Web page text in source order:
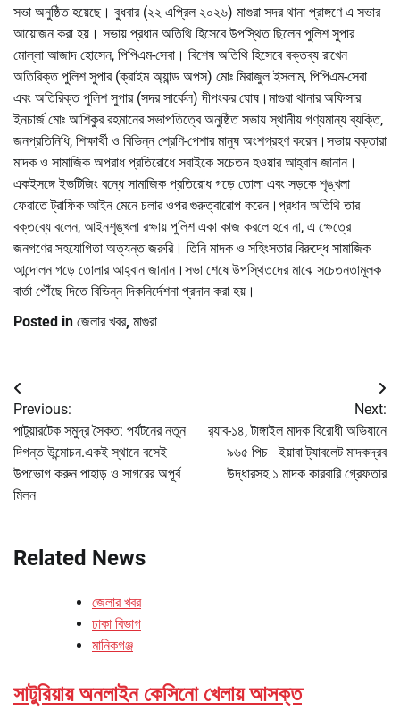
সভা অনুষ্ঠিত হয়েছে। বুধবার (২২ এপ্রিল ২০২৬) মাগুরা সদর থানা প্রাঙ্গণে এ সভার
আয়োজন করা হয়। সভায় প্রধান অতিথি হিসেবে উপস্থিত ছিলেন পুলিশ সুপার
মোল্লা আজাদ হোসেন, পিপিএম-সেবা। বিশেষ অতিথি হিসেবে বক্তব্য রাখেন
অতিরিক্ত পুলিশ সুপার (ক্রাইম অ্যান্ড অপস) মোঃ মিরাজুল ইসলাম, পিপিএম-সেবা
এবং অতিরিক্ত পুলিশ সুপার (সদর সার্কেল) দীপংকর ঘোষ।মাগুরা থানার অফিসার
ইনচার্জ মোঃ আশিকুর রহমানের সভাপতিত্বে অনুষ্ঠিত সভায় স্থানীয় গণ্যমান্য ব্যক্তি,
জনপ্রতিনিধি, শিক্ষার্থী ও বিভিন্ন শ্রেণি-পেশার মানুষ অংশগ্রহণ করেন।সভায় বক্তারা
মাদক ও সামাজিক অপরাধ প্রতিরোধে সবাইকে সচেতন হওয়ার আহ্বান জানান।
একইসঙ্গে ইভটিজিং বন্ধে সামাজিক প্রতিরোধ গড়ে তোলা এবং সড়কে শৃঙ্খলা
ফেরাতে ট্রাফিক আইন মেনে চলার ওপর গুরুত্বারোপ করেন।প্রধান অতিথি তার
বক্তব্যে বলেন, আইনশৃঙ্খলা রক্ষায় পুলিশ একা কাজ করলে হবে না, এ ক্ষেত্রে
জনগণের সহযোগিতা অত্যন্ত জরুরি। তিনি মাদক ও সহিংসতার বিরুদ্ধে সামাজিক
আন্দোলন গড়ে তোলার আহ্বান জানান।সভা শেষে উপস্থিতদের মাঝে সচেতনতামূলক
বার্তা পৌঁছে দিতে বিভিন্ন দিকনির্দেশনা প্রদান করা হয়।
Posted in জেলার খবর, মাগুরা
Post
navigation
Previous:
পাটুয়ারটেক সমুদ্র সৈকত: পর্যটনের নতুন
দিগন্ত উন্মোচন.একই স্থানে বসেই
উপভোগ করুন পাহাড় ও সাগরের অপূর্ব
মিলন
Next:
র‌্যাব-১৪, টাঙ্গাইল মাদক বিরোধী অভিযানে
৯৬৫ পিচ ইয়াবা ট্যাবলেট মাদকদ্রব
উদ্ধারসহ ১ মাদক কারবারি গ্রেফতার
Related News
জেলার খবর
ঢাকা বিভাগ
মানিকগঞ্জ
সাটুরিয়ায় অনলাইন কেসিনো খেলায় আসক্ত